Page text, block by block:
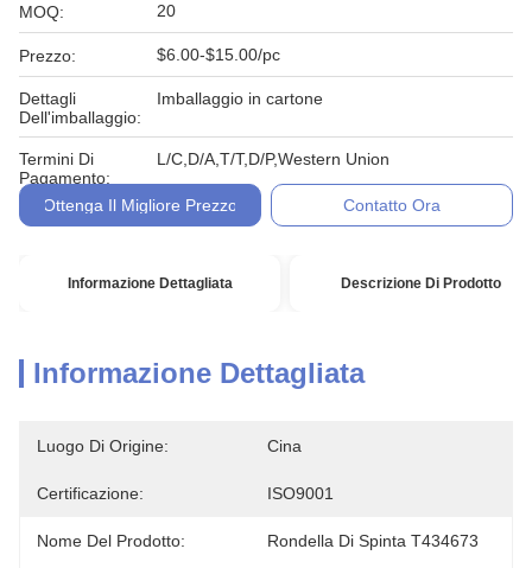
MOQ: 20
Prezzo: $6.00-$15.00/pc
Dettagli
Dell'imballaggio:
Imballaggio in cartone
Termini Di
Pagamento:
L/C,D/A,T/T,D/P,Western Union
Ottenga Il Migliore Prezzo Contatto Ora
Informazione Dettagliata Descrizione Di Prodotto
Informazione Dettagliata
Luogo Di Origine: Cina
Certificazione: ISO9001
Nome Del Prodotto: Rondella Di Spinta T434673